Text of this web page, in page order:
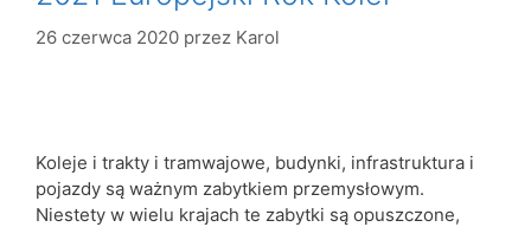
26 czerwca 2020 przez Karol
Koleje i trakty i tramwajowe, budynki, infrastruktura i
pojazdy są ważnym zabytkiem przemysłowym.
Niestety w wielu krajach te zabytki są opuszczone,